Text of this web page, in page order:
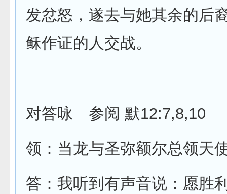
发忿怒，遂去与她其余的后
稣作证的人交战。
对答咏 参阅 默12:7,8,10
领：当龙与圣弥额尔总领天
答：我听到有声音说：愿胜